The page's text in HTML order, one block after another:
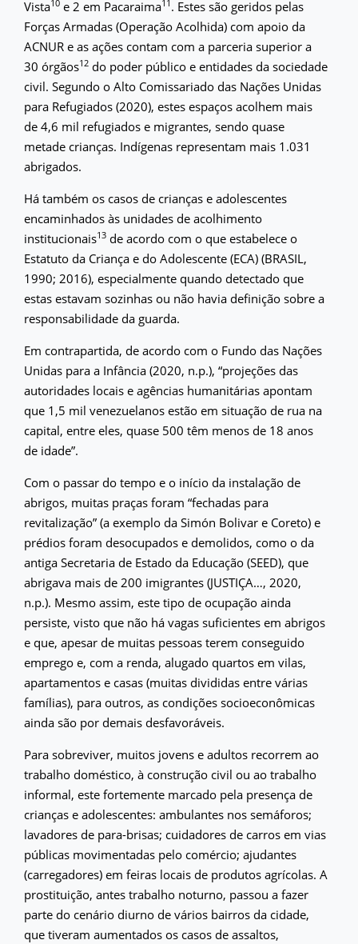
Vista10 e 2 em Pacaraima11 . Estes são geridos pelas
Forças Armadas (Operação Acolhida) com apoio da
ACNUR e as ações contam com a parceria superior a
30 órgãos12 do poder público e entidades da sociedade
civil. Segundo o Alto Comissariado das Nações Unidas
para Refugiados (2020), estes espaços acolhem mais
de 4,6 mil refugiados e migrantes, sendo quase
metade crianças. Indígenas representam mais 1.031
abrigados.
Há também os casos de crianças e adolescentes
encaminhados às unidades de acolhimento
institucionais13 de acordo com o que estabelece o
Estatuto da Criança e do Adolescente (ECA) (BRASIL,
1990; 2016), especialmente quando detectado que
estas estavam sozinhas ou não havia definição sobre a
responsabilidade da guarda.
Em contrapartida, de acordo com o Fundo das Nações
Unidas para a Infância (2020, n.p.), “projeções das
autoridades locais e agências humanitárias apontam
que 1,5 mil venezuelanos estão em situação de rua na
capital, entre eles, quase 500 têm menos de 18 anos
de idade”.
Com o passar do tempo e o início da instalação de
abrigos, muitas praças foram “fechadas para
revitalização” (a exemplo da Simón Bolivar e Coreto) e
prédios foram desocupados e demolidos, como o da
antiga Secretaria de Estado da Educação (SEED), que
abrigava mais de 200 imigrantes (JUSTIÇA…, 2020,
n.p.). Mesmo assim, este tipo de ocupação ainda
persiste, visto que não há vagas suficientes em abrigos
e que, apesar de muitas pessoas terem conseguido
emprego e, com a renda, alugado quartos em vilas,
apartamentos e casas (muitas divididas entre várias
famílias), para outros, as condições socioeconômicas
ainda são por demais desfavoráveis.
Para sobreviver, muitos jovens e adultos recorrem ao
trabalho doméstico, à construção civil ou ao trabalho
informal, este fortemente marcado pela presença de
crianças e adolescentes: ambulantes nos semáforos;
lavadores de para-brisas; cuidadores de carros em vias
públicas movimentadas pelo comércio; ajudantes
(carregadores) em feiras locais de produtos agrícolas. A
prostituição, antes trabalho noturno, passou a fazer
parte do cenário diurno de vários bairros da cidade,
que tiveram aumentados os casos de assaltos,